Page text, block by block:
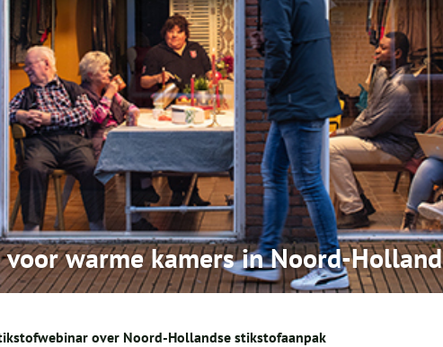
warme kamers in Noord-Holland
over Noord-Hollandse stikstofaanpak